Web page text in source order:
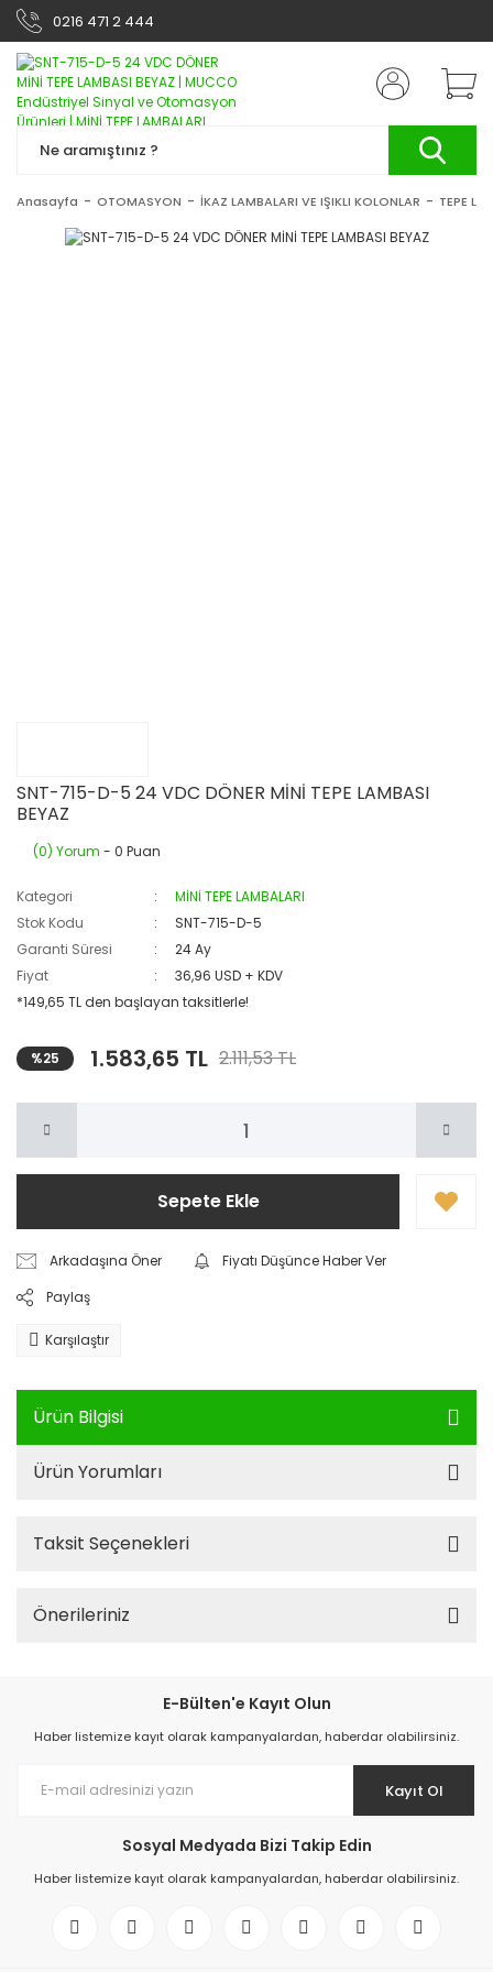
0216 471 2 444
Anasayfa OTOMASYON İKAZ LAMBALARI VE IŞIKLI KOLONLAR TEPE
SNT-715-D-5 24 VDC DÖNER MİNİ TEPE LAMBASI
BEYAZ
(0) Yorum - 0 Puan
Kategori
MİNİ TEPE LAMBALARI
Stok Kodu
SNT-715-D-5
Garanti Süresi
24 Ay
Fiyat
36,96 USD + KDV
*149,65 TL den başlayan taksitlerle!
%25 1.583,65 TL 2.111,53 TL
Sepete Ekle
Arkadaşına Öner
Fiyatı Düşünce Haber Ver
Paylaş
Karşılaştır
Ürün Bilgisi
Ürün Yorumları
Taksit Seçenekleri
Önerileriniz
E-Bülten'e Kayıt Olun
Haber listemize kayıt olarak kampanyalardan, haberdar olabilirsiniz.
Kayıt Ol
Sosyal Medyada Bizi Takip Edin
Haber listemize kayıt olarak kampanyalardan, haberdar olabilirsiniz.